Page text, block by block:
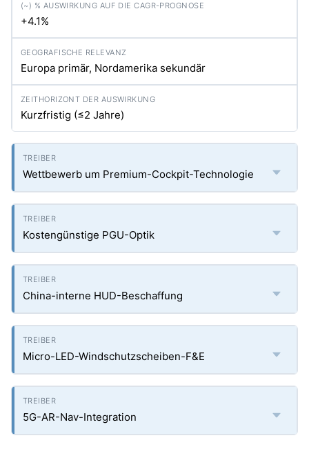
+4.1%
Europa primär, Nordamerika sekundär
Kurzfristig (≤2 Jahre)
Wettbewerb um Premium-Cockpit-Technologie
Kostengünstige PGU-Optik
China-interne HUD-Beschaffung
Micro-LED-Windschutzscheiben-F&E
5G-AR-Nav-Integration